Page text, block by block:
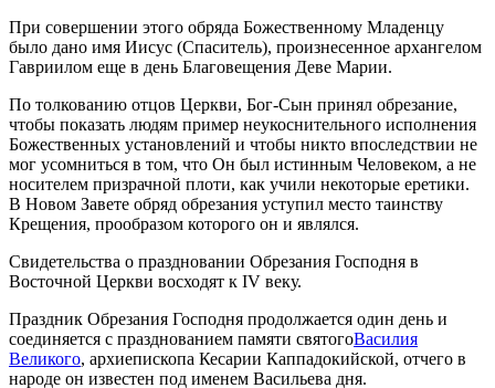
При совершении этого обряда Божественному Младенцу
было дано имя Иисус (Спаситель), произнесенное архангелом
Гавриилом еще в день Благовещения Деве Марии.
По толкованию отцов Церкви, Бог-Сын принял обрезание,
чтобы показать людям пример неукоснительного исполнения
Божественных установлений и чтобы никто впоследствии не
мог усомниться в том, что Он был истинным Человеком, а не
носителем призрачной плоти, как учили некоторые еретики.
В Новом Завете обряд обрезания уступил место таинству
Крещения, прообразом которого он и являлся.
Свидетельства о праздновании Обрезания Господня в
Восточной Церкви восходят к IV веку.
Праздник Обрезания Господня продолжается один день и
соединяется с празднованием памяти святогоВасилия
Великого, архиепископа Кесарии Каппадокийской, отчего в
народе он известен под именем Васильева дня.